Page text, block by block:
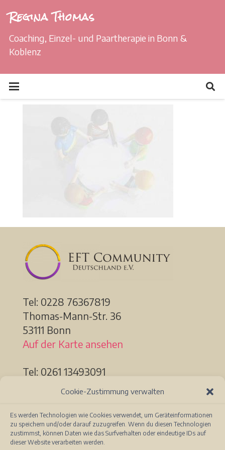
Cookie-Zustimmung verwalten
Es werden Technologien wie Cookies verwendet, um Geräteinformationen
zu speichern und/oder darauf zuzugreifen. Wenn du diesen Technologien
zustimmst, können Daten wie das Surfverhalten oder eindeutige IDs auf
dieser Website verarbeiten werden.
Regina Thomas
Coaching, Einzel- und Paartherapie in Bonn &
Koblenz
Tel: 0228 76367819
Thomas-Mann-Str. 36
53111 Bonn
Auf der Karte ansehen
Tel: 0261 13493091
Auf der Karte ansehen